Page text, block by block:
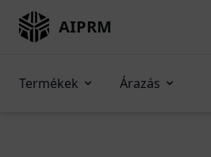
AIPRM
Termékek Árazás